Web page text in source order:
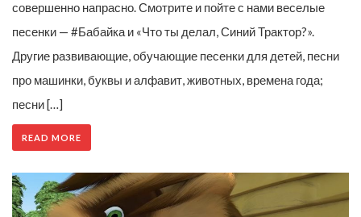
совершенно напрасно. Смотрите и пойте с нами веселые
песенки — #Бабайка и «Что ты делал, Синий Трактор?».
Другие развивающие, обучающие песенки для детей, песни
про машинки, буквы и алфавит, животных, времена года;
песни […]
READ MORE